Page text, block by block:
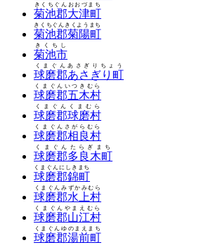
菊池郡大津町
きくちぐんおおづまち
菊池郡菊陽町
きくちぐんきくようまち
菊池市
きくちし
球磨郡あさぎり町
くまぐんあさぎりちょう
球磨郡五木村
くまぐんいつきむら
球磨郡球磨村
くまぐんくまむら
球磨郡相良村
くまぐんさがらむら
球磨郡多良木町
くまぐんたらぎまち
球磨郡錦町
くまぐんにしきまち
球磨郡水上村
くまぐんみずかみむら
球磨郡山江村
くまぐんやまえむら
球磨郡湯前町
くまぐんゆのまえまち